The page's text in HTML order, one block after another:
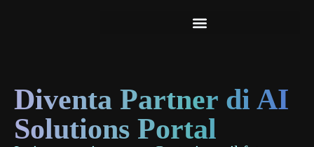
premiumB
Diventa Partner di AI
Solutions Portal